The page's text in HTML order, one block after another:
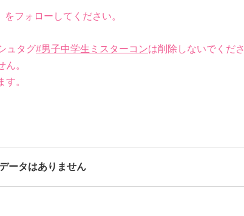
をフォローしてください。
ュタグ#男子中学生ミスターコンは削除しないでくださ
。
。
ータはありません